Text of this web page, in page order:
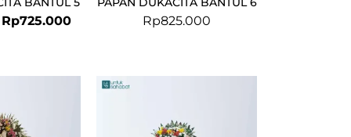
Rp725.000 Rp825.000
was: